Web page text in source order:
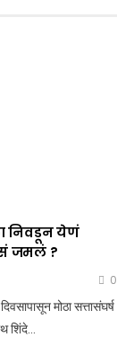
निवडून येणं
जमलं ?
0
मोठा सत्तासंघर्ष
शिंदे…